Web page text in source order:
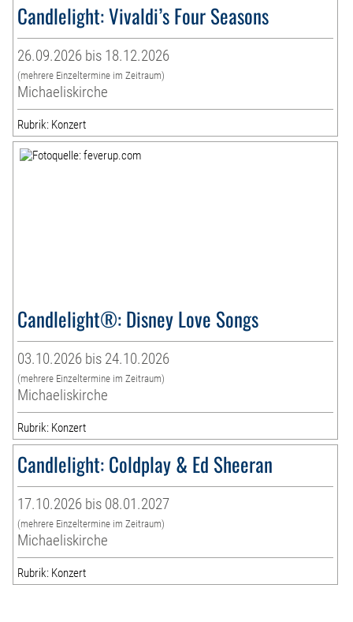
Candlelight: Vivaldi’s Four Seasons
26.09.2026 bis 18.12.2026
(mehrere Einzeltermine im Zeitraum)
Michaeliskirche
Rubrik: Konzert
Candlelight®: Disney Love Songs
03.10.2026 bis 24.10.2026
(mehrere Einzeltermine im Zeitraum)
Michaeliskirche
Rubrik: Konzert
Candlelight: Coldplay & Ed Sheeran
17.10.2026 bis 08.01.2027
(mehrere Einzeltermine im Zeitraum)
Michaeliskirche
Rubrik: Konzert